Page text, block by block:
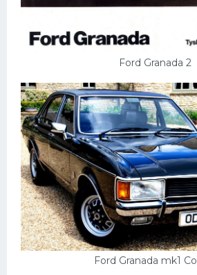
Ford Granada 2
Ford Granada mk1